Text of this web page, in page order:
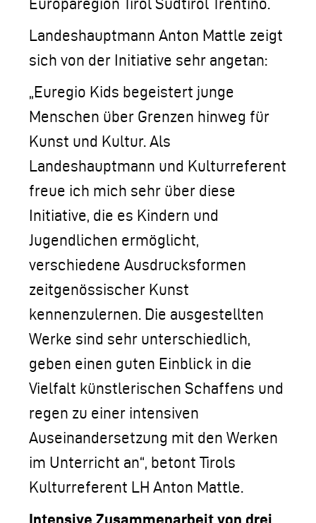
Europaregion Tirol Südtirol Trentino.
Landeshauptmann Anton Mattle zeigt
sich von der Initiative sehr angetan:
„Euregio Kids begeistert junge
Menschen über Grenzen hinweg für
Kunst und Kultur. Als
Landeshauptmann und Kulturreferent
freue ich mich sehr über diese
Initiative, die es Kindern und
Jugendlichen ermöglicht,
verschiedene Ausdrucksformen
zeitgenössischer Kunst
kennenzulernen. Die ausgestellten
Werke sind sehr unterschiedlich,
geben einen guten Einblick in die
Vielfalt künstlerischen Schaffens und
regen zu einer intensiven
Auseinandersetzung mit den Werken
im Unterricht an“, betont Tirols
Kulturreferent LH Anton Mattle.
Intensive Zusammenarbeit von drei